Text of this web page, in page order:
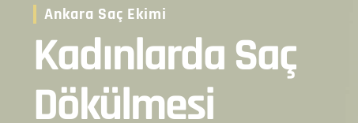
Ankara Saç Ekimi
Kadınlarda Saç
Dökülmesi